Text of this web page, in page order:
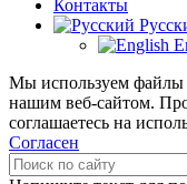
Контакты
Мы используем файлы
нашим веб-сайтом.
соглашаетесь на
Согласен